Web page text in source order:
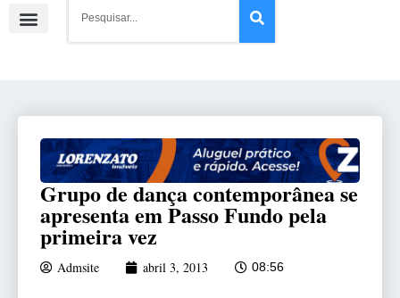
Grupo de dança contemporânea se
apresenta em Passo Fundo pela
primeira vez
Admsite abril 3, 2013 08:56